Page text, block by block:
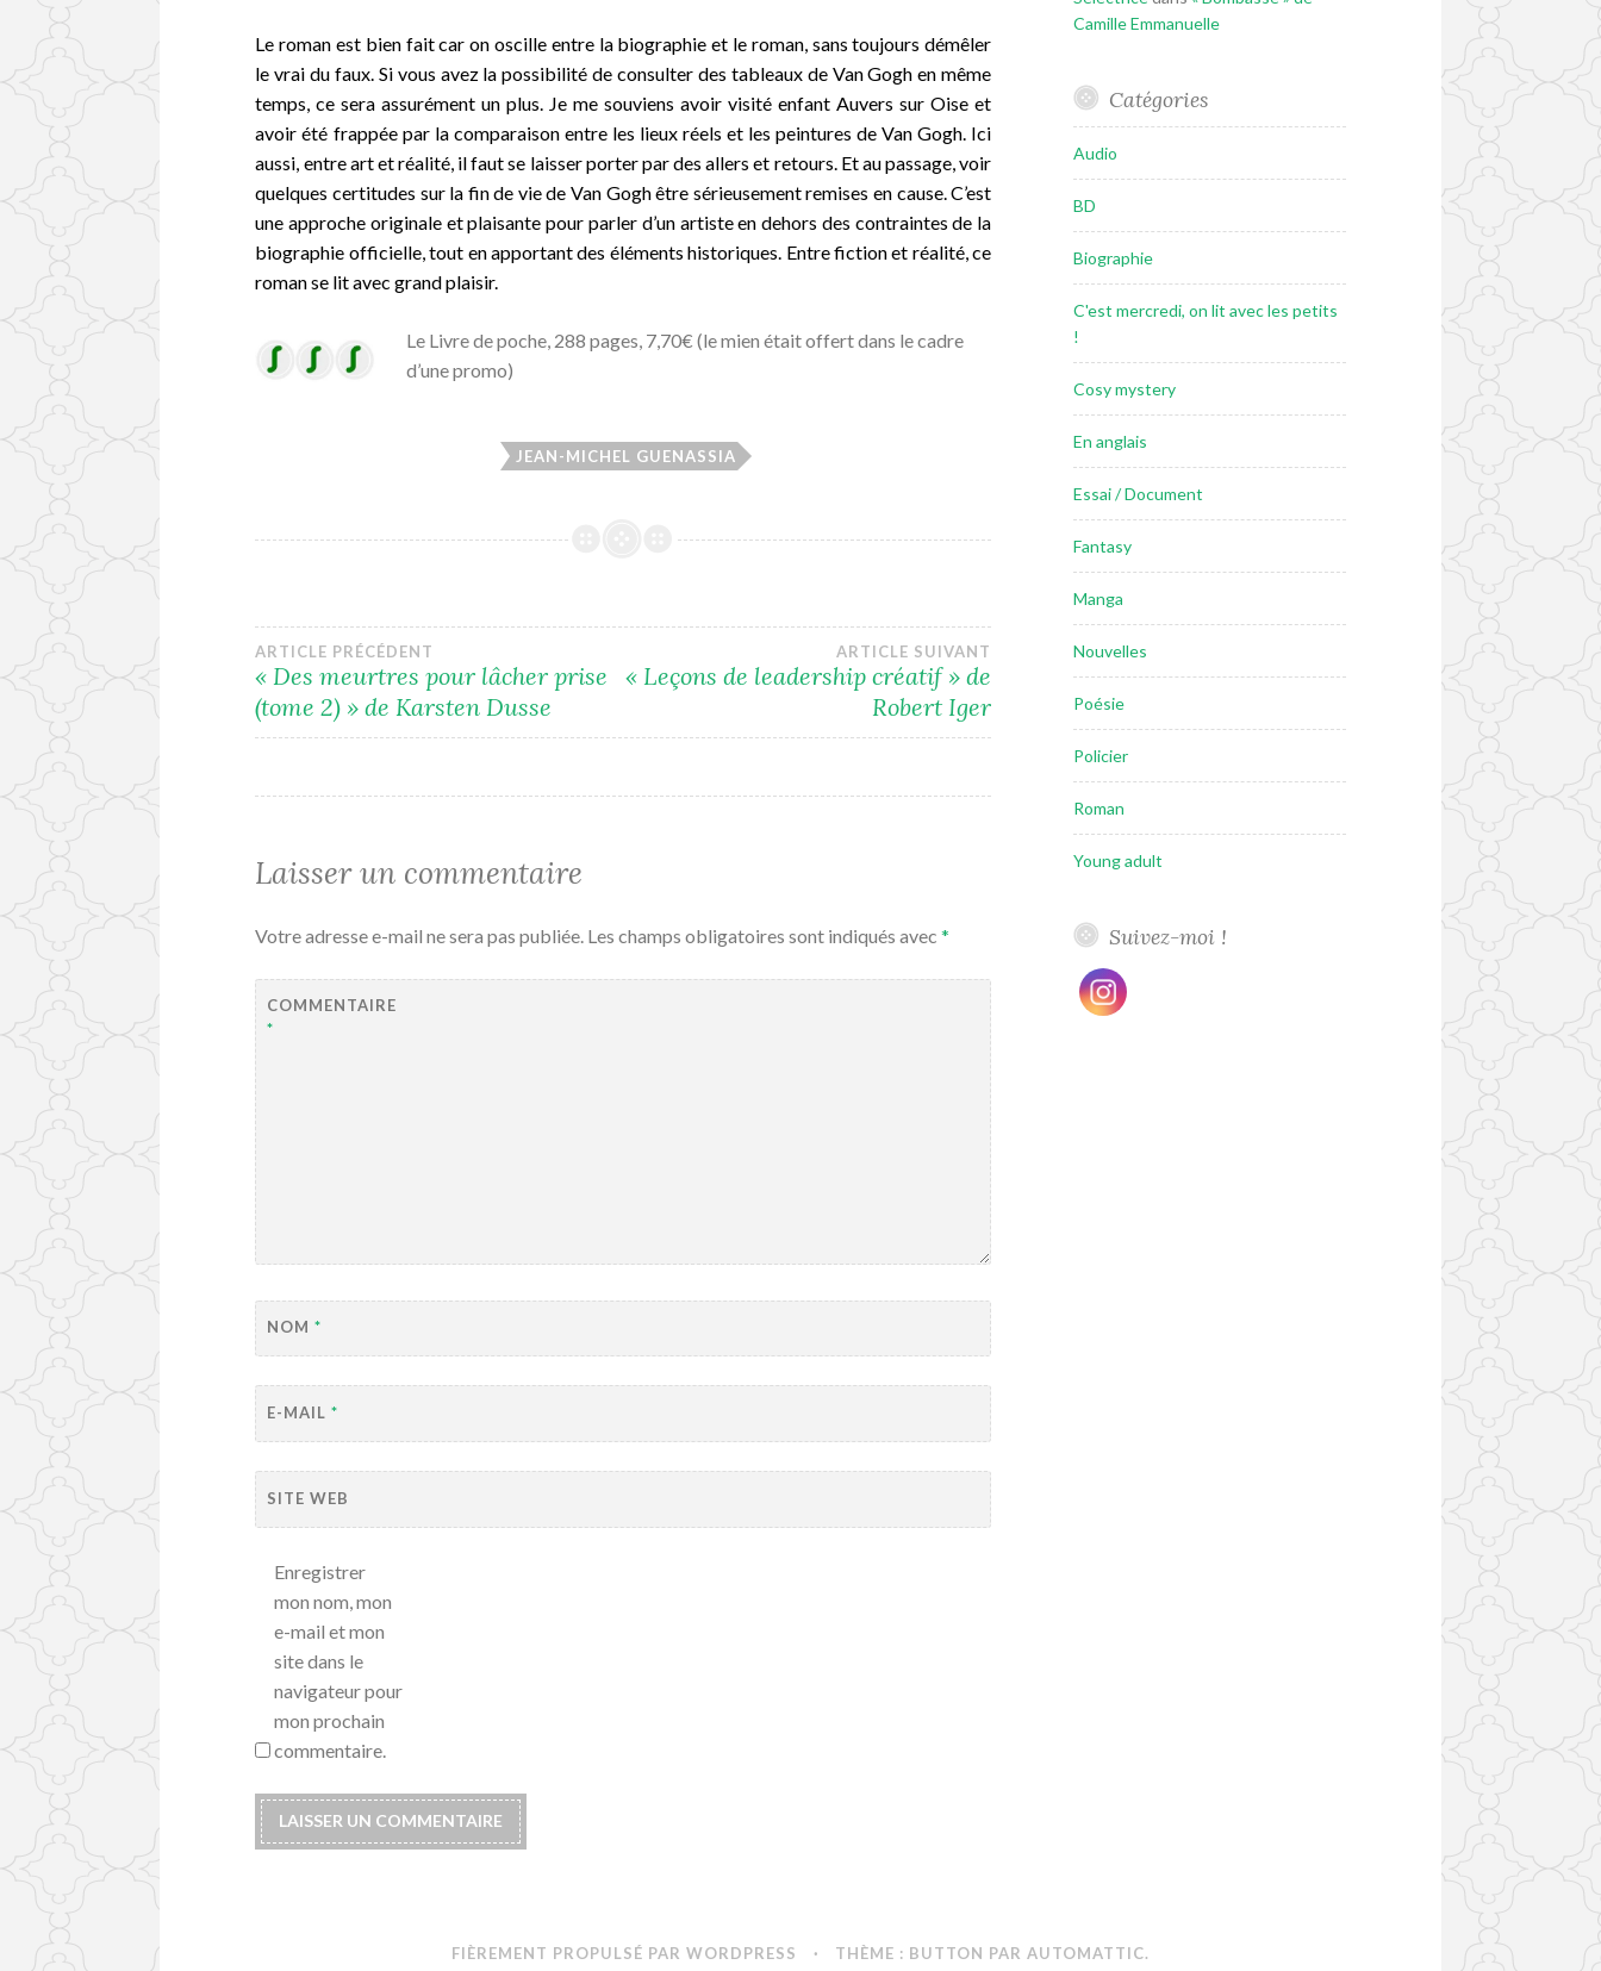
Le roman est bien fait car on oscille entre la biographie et le roman, sans toujours démêler
le vrai du faux. Si vous avez la possibilité de consulter des tableaux de Van Gogh en même
temps, ce sera assurément un plus. Je me souviens avoir visité enfant Auvers sur Oise et
avoir été frappée par la comparaison entre les lieux réels et les peintures de Van Gogh. Ici
aussi, entre art et réalité, il faut se laisser porter par des allers et retours. Et au passage, voir
quelques certitudes sur la fin de vie de Van Gogh être sérieusement remises en cause. C’est
une approche originale et plaisante pour parler d’un artiste en dehors des contraintes de la
biographie officielle, tout en apportant des éléments historiques. Entre fiction et réalité, ce
roman se lit avec grand plaisir.
Le Livre de poche, 288 pages, 7,70€ (le mien était offert dans le cadre
d’une promo)
JEAN-MICHEL GUENASSIA
Navigation
de
ARTICLE PRÉCÉDENT
« Des meurtres pour lâcher prise
(tome 2) » de Karsten Dusse
ARTICLE SUIVANT
« Leçons de leadership créatif » de
Robert Iger
Laisser un commentaire
Votre adresse e-mail ne sera pas publiée. Les champs obligatoires sont indiqués avec*
COMMENTAIRE
*
NOM*
E-MAIL*
SITE WEB
Enregistrer
mon nom, mon
e-mail et mon
site dans le
navigateur pour
mon prochain
commentaire.
Camille Emmanuelle
Catégories
Audio
BD
Biographie
C'est mercredi, on lit avec les petits
!
Cosy mystery
En anglais
Essai / Document
Fantasy
Manga
Nouvelles
Poésie
Policier
Roman
Young adult
Suivez-moi !
FIÈREMENT PROPULSÉ PAR WORDPRESS · THÈME : BUTTON PARAUTOMATTIC.